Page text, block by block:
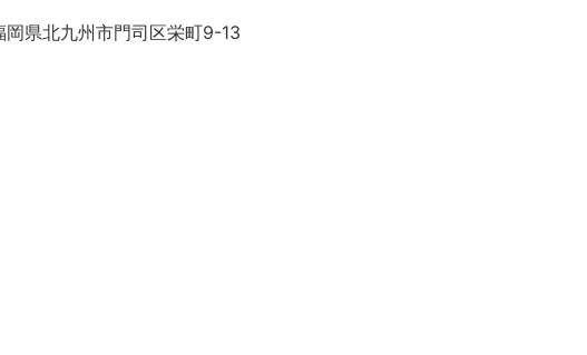
岡県北九州市門司区栄町9-13